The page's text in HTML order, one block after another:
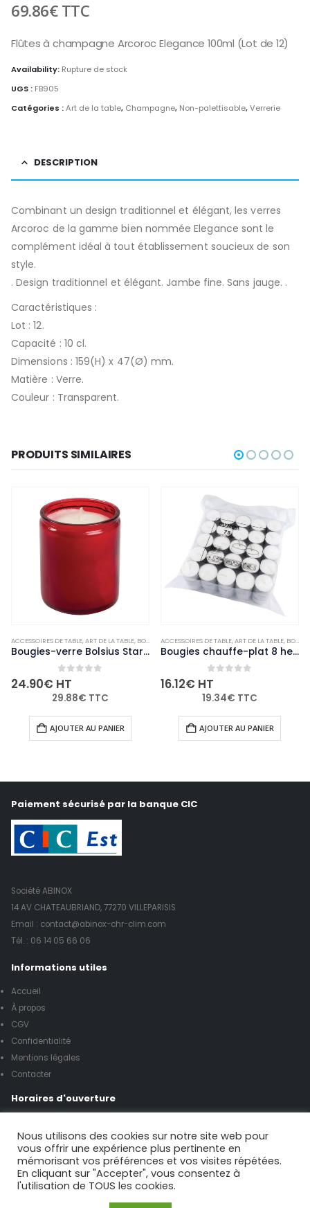
69.86€TTC
Flûtes à champagne Arcoroc Elegance 100ml (Lot de 12)
Availability: Rupture de stock
UGS : FB905
Catégories :Art de la table, Champagne, Non-palettisable,Verrerie
DESCRIPTION
Combinant un design traditionnel et élégant, les verres
Arcoroc de la gamme bien nommée Elegance sont le
complément idéal à tout établissement soucieux de son
style.
. Design traditionnel et élégant. Jambe fine. Sans jauge. .
Caractéristiques :
Lot : 12.
Capacité : 10 cl.
Dimensions : 159(H) x 47(Ø) mm.
Matière : Verre.
Couleur : Transparent.
PRODUITS SIMILAIRES
,VAISSELLE
ACCESSOIRES DE TABLE,ART DE LA TABLE, BOUGIES ET PHOTOPHORES ,NON-PALETTISABLE
Bougies-verre Bolsius Starlight rouges (lot de 8)
0out of 5
24.90€ HT
29.88€ TTC
AJOUTER AU PANIER
ACCESSOIRES DE TABLE,ART DE LA TABLE, BOUGIES ET PHOTOPHORES
Bougies chauffe-plat 8 heures Olympia (Lot de 75)
0
16.12€ HT
19.34€ TTC
AJOUTER AU PANIER
Paiement sécurisé par la banque CIC
Société ABINOX
14 AV CHATEAUBRIAND, 77270 VILLEPARISIS
Email : contact@abinox-chr-clim.com
Tél. : 06 14 05 66 06
Informations utiles
Accueil
À propos
CGV
Confidentialité
Mentions légales
Contacter
Horaires d'ouverture
Samedi de 9h00 à 12h00
Nous utilisons des cookies sur notre site web pour
vous offrir une expérience plus pertinente en
mémorisant vos préférences et vos visites répétées.
En cliquant sur "Accepter", vous consentez à
l'utilisation de TOUS les cookies.